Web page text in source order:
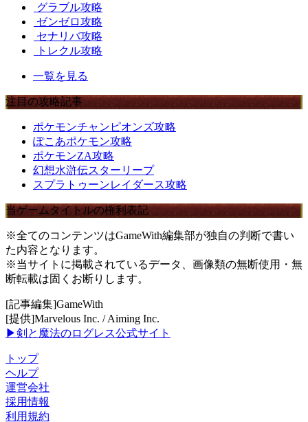
グラブル攻略
ゼンゼロ攻略
セナリバ攻略
トレクル攻略
一覧を見る
注目の攻略記事
ポケモンチャンピオンズ攻略
ぽこあポケモン攻略
ポケモンZA攻略
幻想水滸伝スターリープ
スプラトゥーンレイダース攻略
当ゲームタイトルの権利表記
※全てのコンテンツはGameWith編集部が独自の判断で書い
た内容となります。
※当サイトに掲載されているデータ、画像類の無断使用・無
断転載は固くお断りします。
[記事編集]GameWith
[提供]Marvelous Inc. / Aiming Inc.
▶剣と魔法のログレス公式サイト
トップ
ヘルプ
運営会社
採用情報
利用規約